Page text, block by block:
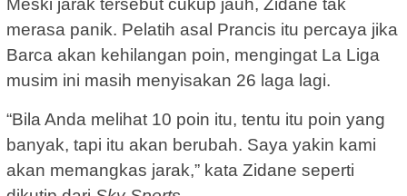
Meski jarak tersebut cukup jauh, Zidane tak
merasa panik. Pelatih asal Prancis itu percaya jika
Barca akan kehilangan poin, mengingat La Liga
musim ini masih menyisakan 26 laga lagi.
“Bila Anda melihat 10 poin itu, tentu itu poin yang
banyak, tapi itu akan berubah. Saya yakin kami
akan memangkas jarak,” kata Zidane seperti